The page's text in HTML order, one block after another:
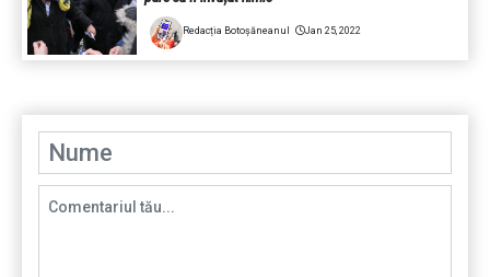
Redacția Botoșăneanul Jan 25, 2022